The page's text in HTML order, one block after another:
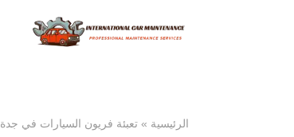
الرئيسية » تعبئة فريون السيارات في جدة